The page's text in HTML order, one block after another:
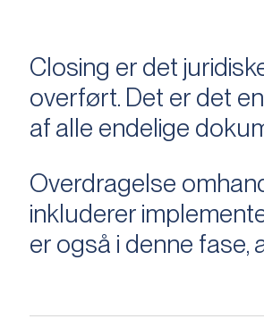
Closing er det
overført. Det er det
af alle endelige
Overdragelse
inkluderer
er også i denne